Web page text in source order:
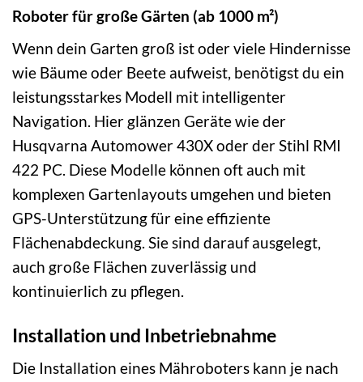
Roboter für große Gärten (ab 1000 m²)
Wenn dein Garten groß ist oder viele Hindernisse
wie Bäume oder Beete aufweist, benötigst du ein
leistungsstarkes Modell mit intelligenter
Navigation. Hier glänzen Geräte wie der
Husqvarna Automower 430X oder der Stihl RMI
422 PC. Diese Modelle können oft auch mit
komplexen Gartenlayouts umgehen und bieten
GPS-Unterstützung für eine effiziente
Flächenabdeckung. Sie sind darauf ausgelegt,
auch große Flächen zuverlässig und
kontinuierlich zu pflegen.
Installation und Inbetriebnahme
Die Installation eines Mähroboters kann je nach